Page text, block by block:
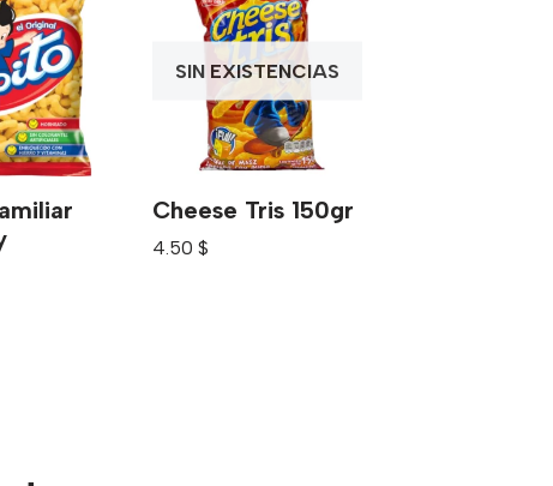
SIN EXISTENCIAS
Cheese Tris 150gr
4.50 $